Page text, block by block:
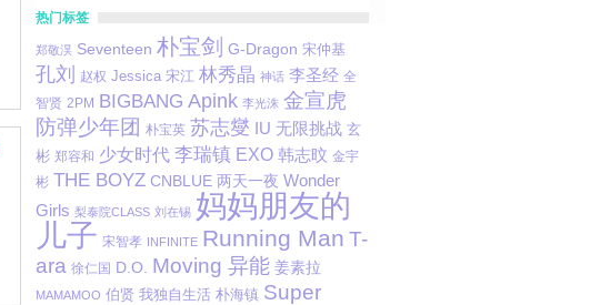
热门标签
郑敬淏 Seventeen 朴宝剑 G-Dragon 宋仲基
孔刘 赵权 Jessica 宋江 林秀晶 神话 李圣经 全
智贤 2PM BIGBANG Apink 李光洙 金宣虎
防弹少年团
朴宝英 苏志燮 IU 无限挑战 玄
彬 郑容和 少女时代 李瑞镇 EXO 韩志旼 金宇
彬 THE BOYZ CNBLUE 两天一夜 Wonder
Girls 梨泰院CLASS 刘在锡 妈妈朋友的
儿子 宋智孝 INFINITE Running Man T-
ara 徐仁国 D.O. Moving 异能 姜素拉
MAMAMOO 伯贤 我独自生活 朴海镇 Super